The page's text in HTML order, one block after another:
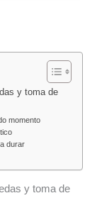
y toma de
momento
durar
y toma de
:
Nuevo
folleto
al
16
:
vuelve
«Los
Findes
Ahorro»:
descubre